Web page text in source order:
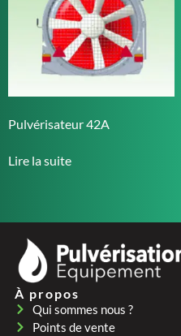
Pulvérisateur 42A
Lire la suite
À propos
Qui sommes nous ?
Points de vente